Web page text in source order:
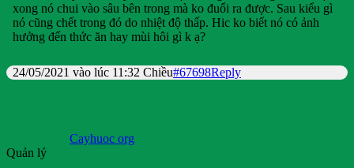
xong nó chui vào sâu bên trong mà ko đuổi ra được. Sau kiểu gì
nó cũng chết trong đó do nhiệt độ thấp. Hic ko biết nó có ảnh
hưởng đến thức ăn hay mùi hôi gì k ạ?
24/05/2021 vào lúc 11:32 Chiều#67698Reply
Cayhuoc org
Quản lý